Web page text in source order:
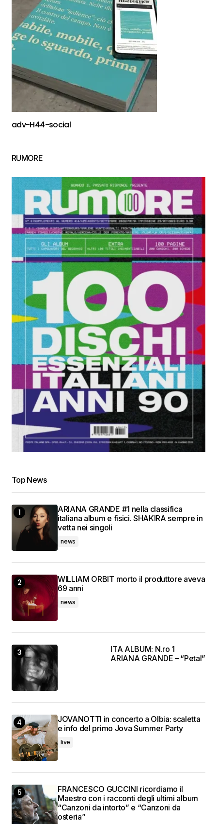
adv-H44-social
RUMORE
Top News
ARIANA GRANDE #1 nella classifica
italiana album e fisici. SHAKIRA sempre in
vetta nei singoli
news
WILLIAM ORBIT morto il produttore aveva
69 anni
news
ITA ALBUM: N.ro 1
ARIANA GRANDE – “Petal”
JOVANOTTI in concerto a Olbia: scaletta
e info del primo Jova Summer Party
live
FRANCESCO GUCCINI ricordiamo il
Maestro con i racconti degli ultimi album
“Canzoni da intorto” e “Canzoni da
osteria”